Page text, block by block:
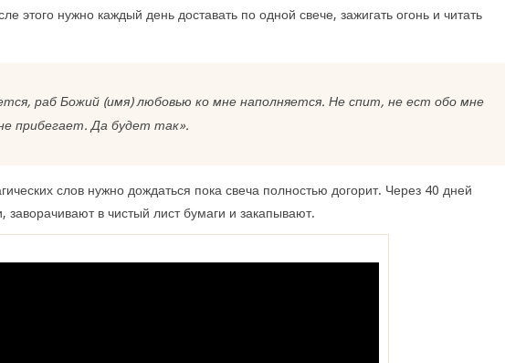
этого нужно каждый день доставать по одной свече, зажигать огонь и читать
раб Божий (имя) любовью ко мне наполняется. Не спит, не ест обо мне
прибегает. Да будет так».
слов нужно дождаться пока свеча полностью догорит. Через 40 дней
заворачивают в чистый лист бумаги и закапывают.